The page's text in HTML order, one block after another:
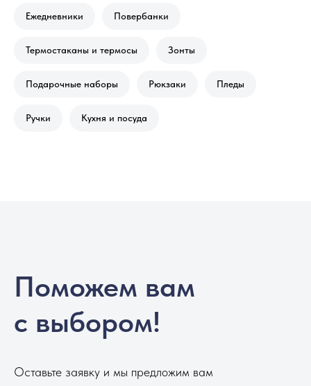
Ежедневники Повербанки
Термостаканы и термосы Зонты
Подарочные наборы Рюкзаки Пледы
Ручки Кухня и посуда
Поможем вам
с выбором!
Оставьте заявку и мы предложим вам